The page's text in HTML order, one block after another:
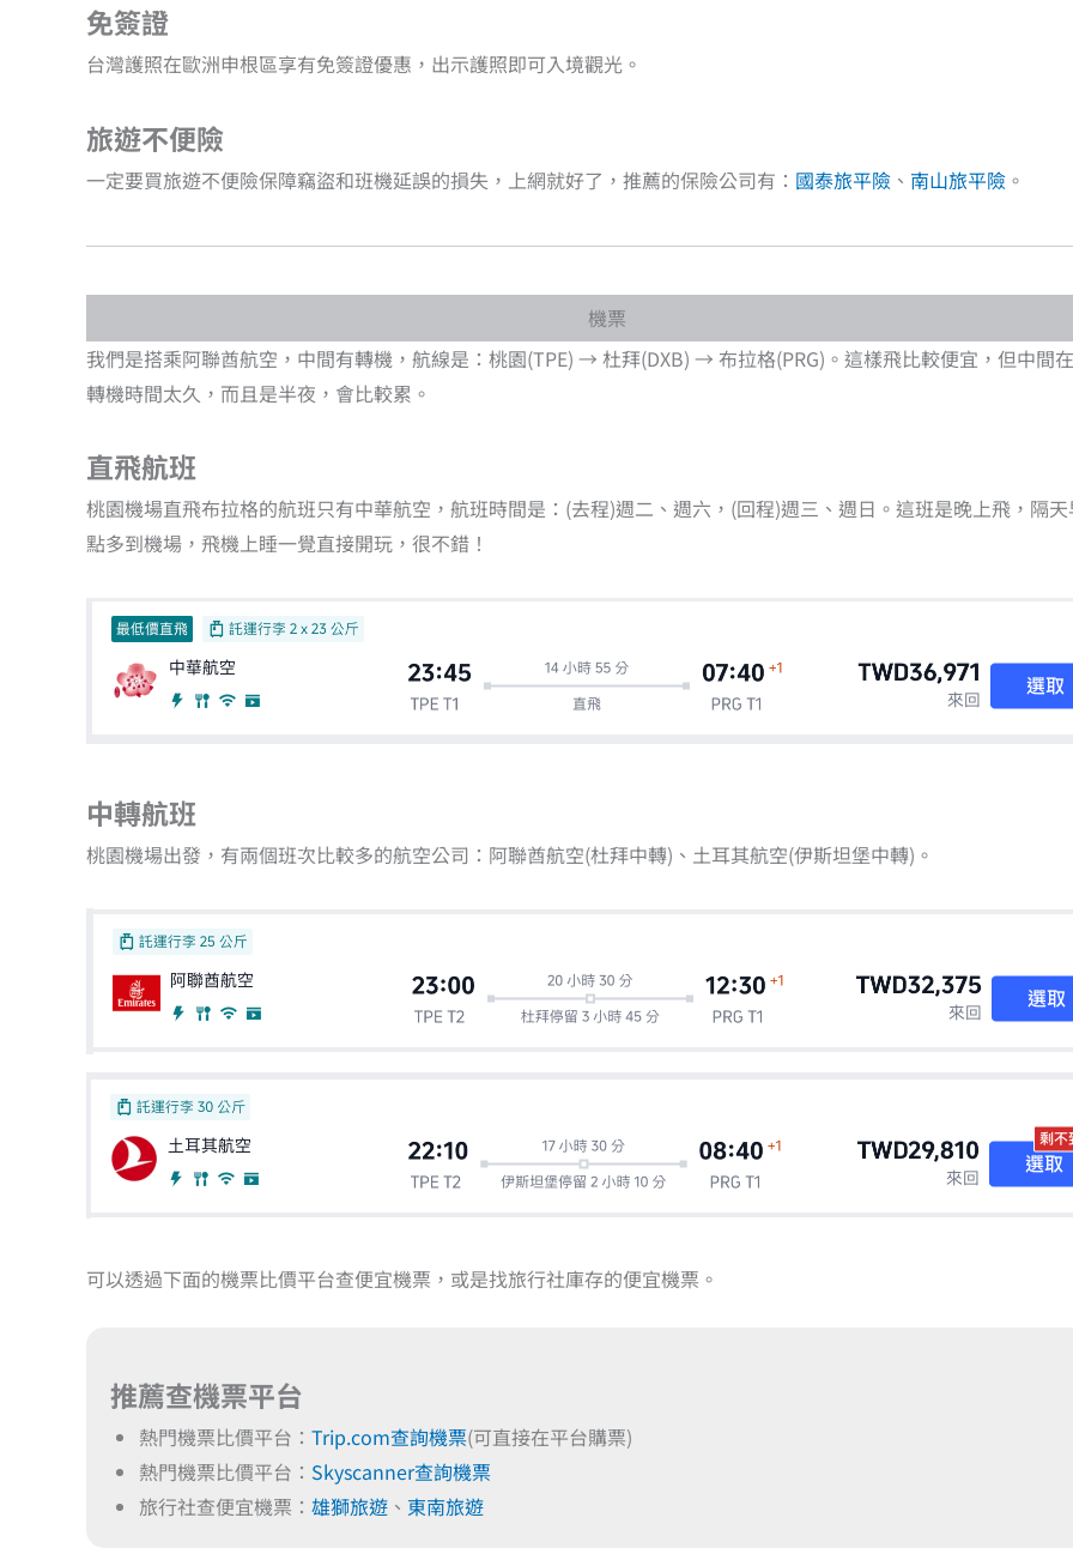
免簽證
台灣護照在歐洲申根區享有免簽證優惠，出示護照即可入境觀光。
旅遊不便險
一定要買旅遊不便險保障竊盜和班機延誤的損失，上網就好了，推薦的保險公司有： 國泰旅平險 、 南山旅平險 。
機票
我們是搭乘阿聯酋航空，中間有轉機，航線是：桃園(TPE) → 杜拜(DXB) → 布拉格(PRG)。這樣飛比較便宜，但中間
轉機時間太久，而且是半夜，會比較累。
直飛航班
桃園機場直飛布拉格的航班只有中華航空，航班時間是：(去程)週二、週六，(回程)週三、週日。這班是晚上飛，隔
點多到機場，飛機上睡一覺直接開玩，很不錯！
中轉航班
桃園機場出發，有兩個班次比較多的航空公司：阿聯酋航空(杜拜中轉)、土耳其航空(伊斯坦堡中轉)。
可以透過下面的機票比價平台查便宜機票，或是找旅行社庫存的便宜機票。
推薦查機票平台
熱門機票比價平台： Trip.com查詢機票(可直接在平台購票)
熱門機票比價平台： Skyscanner查詢機票
旅行社查便宜機票： 雄獅旅遊 、 東南旅遊